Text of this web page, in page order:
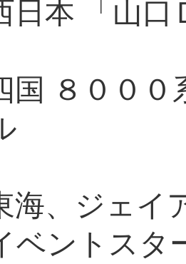
日本 「山
国 ８００
海、ジェイ
ベントスタ